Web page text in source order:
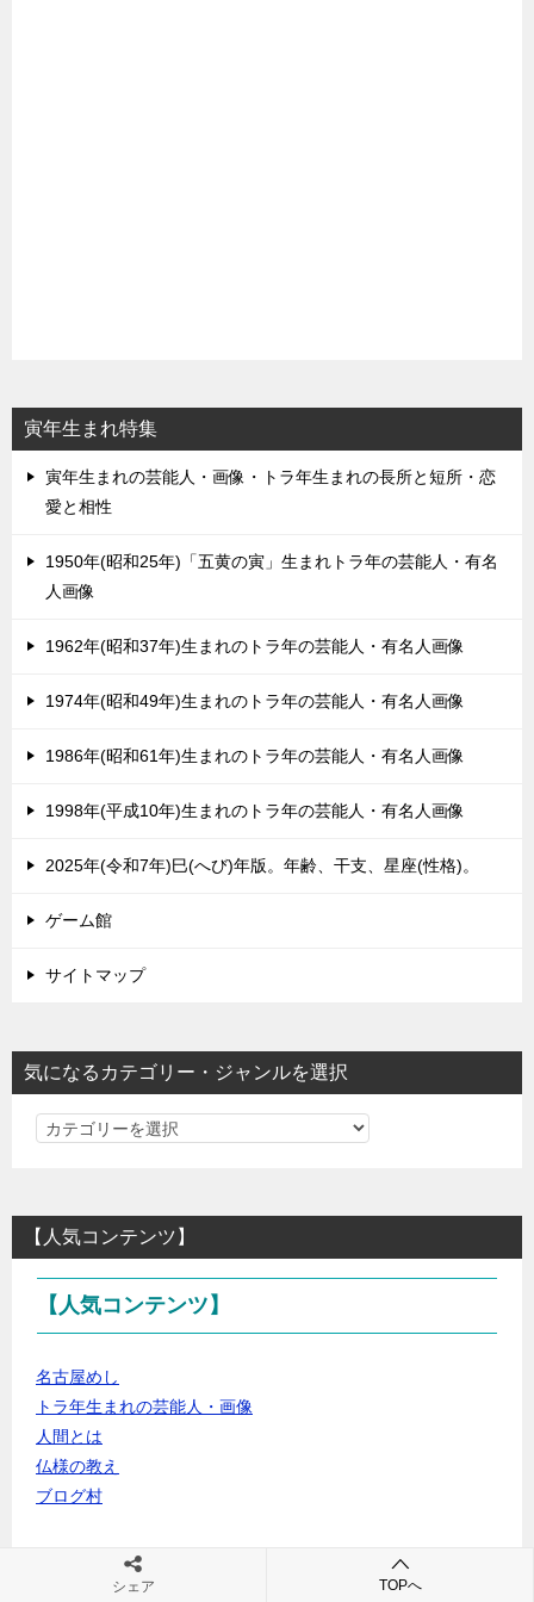
寅年生まれ特集
寅年生まれの芸能人・画像・トラ年生まれの長所と短所・恋
愛と相性
1950年(昭和25年)「五黄の寅」生まれトラ年の芸能人・有名
人画像
1962年(昭和37年)生まれのトラ年の芸能人・有名人画像
1974年(昭和49年)生まれのトラ年の芸能人・有名人画像
1986年(昭和61年)生まれのトラ年の芸能人・有名人画像
1998年(平成10年)生まれのトラ年の芸能人・有名人画像
2025年(令和7年)巳(へび)年版。年齢、干支、星座(性格)。
ゲーム館
サイトマップ
気になるカテゴリー・ジャンルを選択
気
る
カ
テ
リ
ー・
ル
【人気コンテンツ】
【人気コンテンツ】
名古屋めし
トラ年生まれの芸能人・画像
人間とは
仏様の教え
ブログ村
プロフィール
プライバシーポリシー
シェア TOPへ